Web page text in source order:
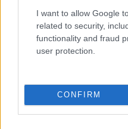
I want to allow Google
related to security,
functionality and fraud
user protection.
CONFIRM
MotoGP e Olimpiadi. Le
nazionali e internazionali, gli
interviste ai protagonisti e i
le discipline che fanno
Calcio